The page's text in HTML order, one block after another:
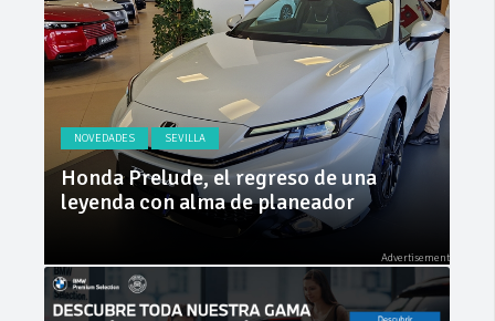
El asidonense
David González
debuta
puntuando en
Moto3
NOVEDADES SEVILLA
Honda Prelude, el regreso de una
leyenda con alma de planeador